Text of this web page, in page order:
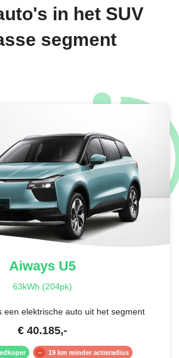
segment
AiwaysU5
63kWh (204pk)
een elektrische auto uit het segment
€ 40.185,-
19 km minder actieradius